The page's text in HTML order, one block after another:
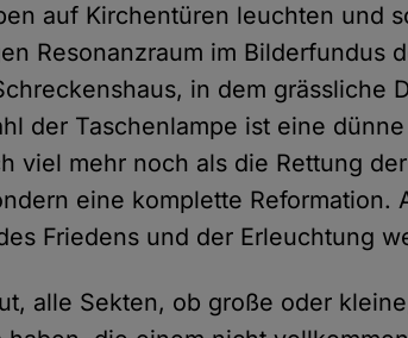
auf Kirchentüren leuchten und
Resonanzraum im Bilderfundus
in dem grässliche
der Taschenlampe ist eine
viel mehr noch als die Rettung
eine komplette Reformation.
Friedens und der Erleuchtung
alle Sekten, ob große oder